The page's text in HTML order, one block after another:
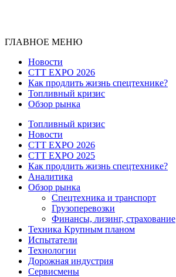
ГЛАВНОЕ МЕНЮ
Новости
CTT EXPO 2026
Как продлить жизнь спецтехнике?
Топливный кризис
Обзор рынка
Топливный кризис
Новости
CTT EXPO 2026
CTT EXPO 2025
Как продлить жизнь спецтехнике?
Аналитика
Обзор рынка
Спецтехника и транспорт
Грузоперевозки
Финансы, лизинг, страхование
Техника Крупным планом
Испытатели
Технологии
Дорожная индустрия
Сервисмены